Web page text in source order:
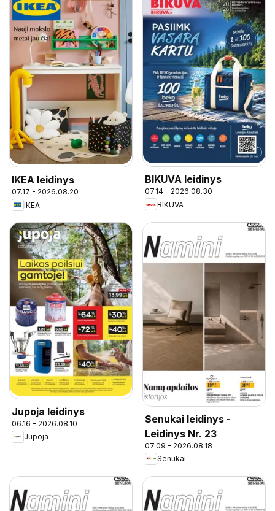
IKEA leidinys
07.17 - 2026.08.20
IKEA
BIKUVA leidinys
07.14 - 2026.08.30
BIKUVA
Jupoja leidinys
06.16 - 2026.08.10
Jupoja
Senukai leidinys -
Leidinys Nr. 23
07.09 - 2026.08.18
Senukai